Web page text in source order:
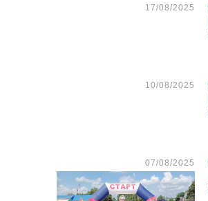
17/08/2025
10/08/2025
07/08/2025